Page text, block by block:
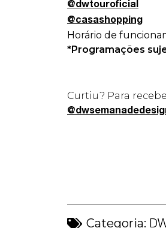
@dwtouroficial
@casashopping
Horário de
*Programações
Curtiu? Para
Categoria: